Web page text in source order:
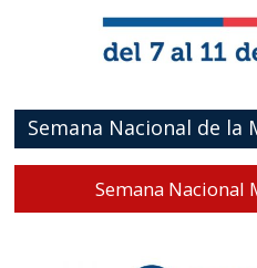
Semana Nacional de la
Semana Nacional